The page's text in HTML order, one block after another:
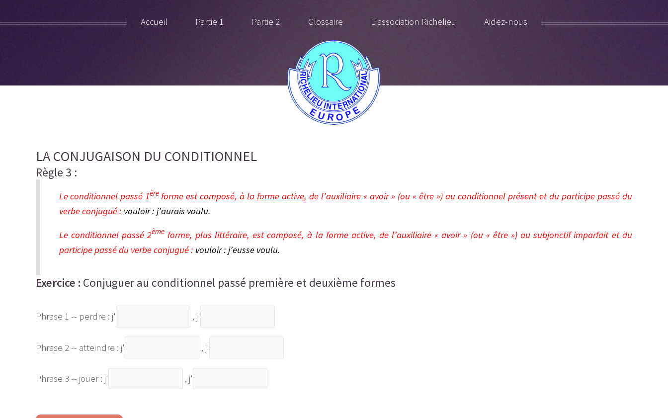
Accueil Partie 1 Partie 2 Glossaire L'association Richelieu Aidez-nous
LA CONJUGAISON DU CONDITIONNEL
Règle 3 :
Le conditionnel passé 1èreforme est composé, à la forme active, de l’auxiliaire « avoir » (ou « être ») au conditionnel présent et du participe passé du
verbe conjugué : vouloir : j’aurais voulu.
Le conditionnel passé 2èmeforme, plus littéraire, est composé, à la forme active, de l’auxiliaire « avoir » (ou « être ») au subjonctif imparfait et du
participe passé du verbe conjugué : vouloir : j’eusse voulu.
Exercice : Conjuguer au conditionnel passé première et deuxième formes
Phrase 1 -- perdre : j' , j'
Phrase 2 -- atteindre : j' , j'
Phrase 3 -- jouer : j' , j'